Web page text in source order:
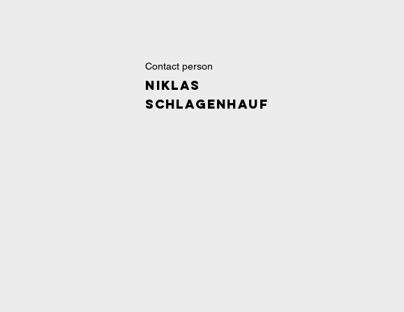
Contact person
Niklas
Schlagenhauf